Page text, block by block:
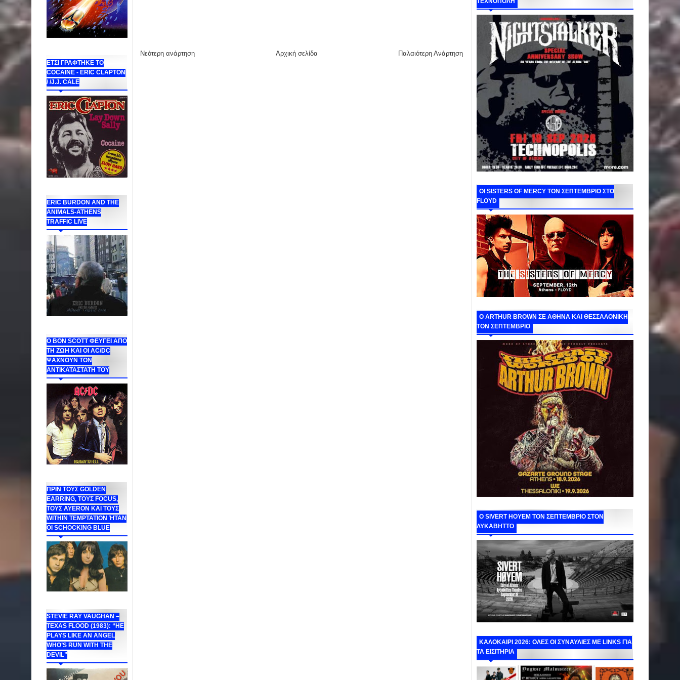
ΕΤΣΙ ΓΡΑΦΤΗΚΕ ΤΟ
COCAINE - ERIC CLAPTON
/ /J.J. CALE
ERIC BURDON AND THE
ANIMALS-ATHENS
TRAFFIC LIVE
Ο BON SCOTT ΦΕΥΓΕΙ ΑΠΟ
ΤΗ ΖΩΗ ΚΑΙ ΟΙ AC/DC
ΨΑΧΝΟΥΝ ΤΟΝ
ΑΝΤΙΚΑΤΑΣΤΑΤΗ ΤΟΥ
ΠΡΙΝ ΤΟΥΣ GOLDEN
EARRING, ΤΟΥΣ FOCUS,
ΤΟΥΣ ΑΥΕROΝ ΚΑΙ ΤΟΥΣ
WITHIN TEMPTATION ΉΤΑΝ
ΟΙ SCHOCKING BLUE
STEVIE RAY VAUGHAN –
TEXAS FLOOD (1983): “HE
PLAYS LIKE AN ANGEL
WHO’S RUN WITH THE
DEVIL”
Νεότερη ανάρτηση Παλαιότερη Ανάρτηση
Αρχική σελίδα
ΟΙ SISTERS OF MERCY ΤΟΝ ΣΕΠΤΕΜΒΡΙΟ ΣΤΟ
FLOYD
O ARTHUR BROWN ΣΕ ΑΘΗΝΑ ΚΑΙ ΘΕΣΣΑΛΟΝΙΚΗ
ΤΟΝ ΣΕΠΤΕΜΒΡΙΟ
Ο SIVERT HOYEM ΤΟΝ ΣΕΠΤΕΜΒΡΙΟ ΣΤΟΝ
ΛΥΚΑΒΗΤΤΟ
ΚΑΛΟΚΑΙΡΙ 2026: ΟΛΕΣ ΟΙ ΣΥΝΑΥΛΙΕΣ ΜΕ LINKS ΓΙΑ
ΤΑ ΕΙΣΙΤΗΡΙΑ